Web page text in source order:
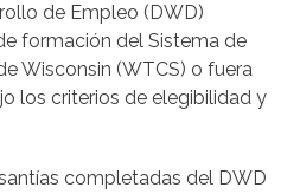
de Empleo (DWD)
formación del Sistema de
Wisconsin (WTCS) o fuera
los criterios de elegibilidad y
completadas del DWD